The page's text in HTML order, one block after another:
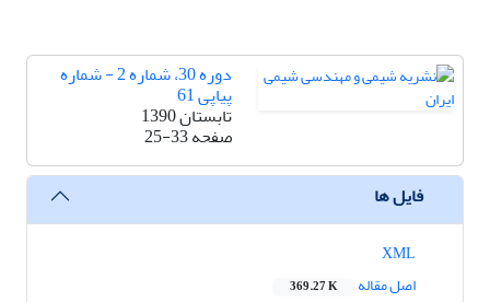
دوره 30، شماره 2 - شماره
پیاپی 61
تابستان 1390
صفحه25-33
فایل ها
اصل مقاله
369.27 K